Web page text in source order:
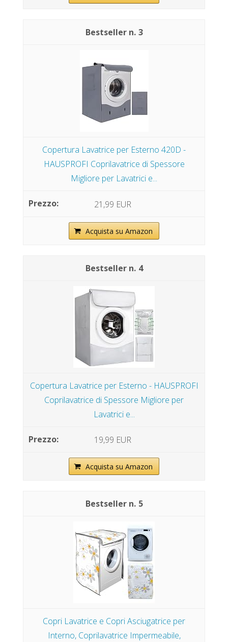
3
Copertura Lavatrice per Esterno 420D -
HAUSPROFI Coprilavatrice di Spessore
Migliore per Lavatrici e...
21,99 EUR
Acquista su Amazon
4
Copertura Lavatrice per Esterno - HAUSPROFI
Coprilavatrice di Spessore Migliore per
Lavatrici e...
19,99 EUR
Acquista su Amazon
5
Copri Lavatrice e Copri Asciugatrice per
Interno, Coprilavatrice Impermeabile,